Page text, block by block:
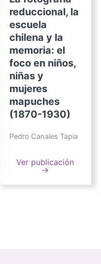
reduccional, la
escuela
chilena y la
memoria: el
foco en niños,
niñas y
mujeres
mapuches
(1870-1930)
Pedro Canales Tapia
Ver publicación
→